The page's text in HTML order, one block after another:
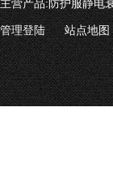
主营产品:防护服静电
管理登陆 站点地图